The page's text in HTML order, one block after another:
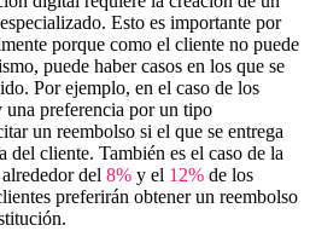
Esto es importante por
porque como el cliente no puede
puede haber casos en los que se
Por ejemplo, en el caso de los
una preferencia por un tipo
un reembolso si el que se entrega
del cliente. También es el caso de la
del 8% y el 12% de los
preferirán obtener un reembolso